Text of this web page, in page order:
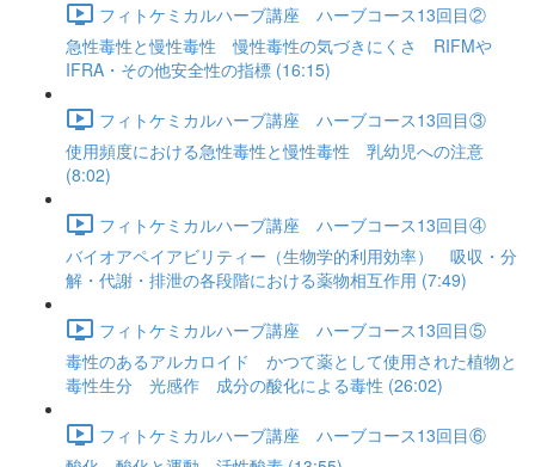
フィトケミカルハーブ講座 ハーブコース13回目②
急性毒性と慢性毒性 慢性毒性の気づきにくさ RIFMや
IFRA・その他安全性の指標 (16:15)
フィトケミカルハーブ講座 ハーブコース13回目③
使用頻度における急性毒性と慢性毒性 乳幼児への注意
(8:02)
フィトケミカルハーブ講座 ハーブコース13回目④
バイオアペイアビリティー（生物学的利用効率） 吸収・分
解・代謝・排泄の各段階における薬物相互作用 (7:49)
フィトケミカルハーブ講座 ハーブコース13回目⑤
毒性のあるアルカロイド かつて薬として使用された植物と
毒性生分 光感作 成分の酸化による毒性 (26:02)
フィトケミカルハーブ講座 ハーブコース13回目⑥